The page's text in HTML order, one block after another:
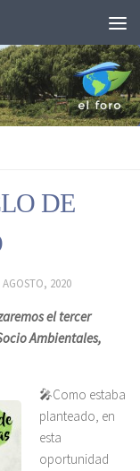
DE
AGOSTO, 2020
el tercer
Ambientales,
🎤Como estaba
planteado, en
esta
oportunidad